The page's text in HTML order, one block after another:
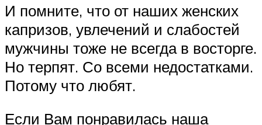
И помните, что от наших женских
капризов, увлечений и слабостей
мужчины тоже не всегда в восторге.
Но терпят. Со всеми недостатками.
Потому что любят.
Если Вам понравилась наша